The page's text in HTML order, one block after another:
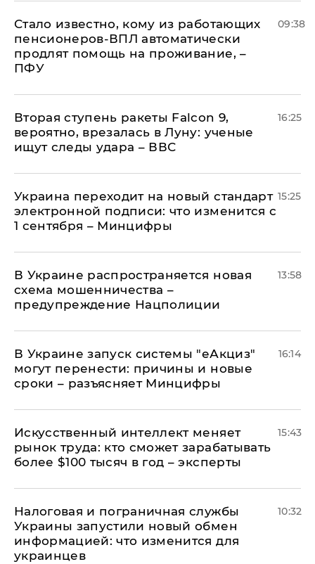
Стало известно, кому из работающих
пенсионеров-ВПЛ автоматически
продлят помощь на проживание, –
ПФУ
09:38
Вторая ступень ракеты Falcon 9,
вероятно, врезалась в Луну: ученые
ищут следы удара – ВВС
16:25
Украина переходит на новый стандарт
электронной подписи: что изменится с
1 сентября – Минцифры
15:25
В Украине распространяется новая
схема мошенничества –
предупреждение Нацполиции
13:58
В Украине запуск системы "еАкциз"
могут перенести: причины и новые
сроки – разъясняет Минцифры
16:14
Искусственный интеллект меняет
рынок труда: кто сможет зарабатывать
более $100 тысяч в год – эксперты
15:43
Налоговая и пограничная службы
Украины запустили новый обмен
информацией: что изменится для
украинцев
10:32